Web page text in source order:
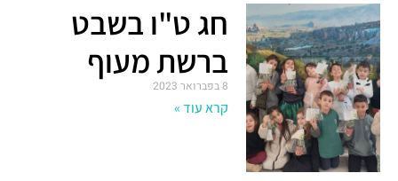
חג ט"ו בשבט
ברשת מעוף
8 בפברואר 2023
קרא עוד »